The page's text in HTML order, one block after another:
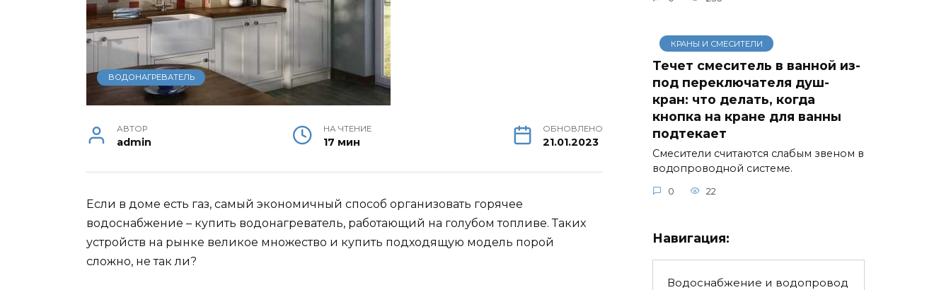
ВОДОНАГРЕВАТЕЛЬ
АВТОР
admin
НА ЧТЕНИЕ
17 мин
ОБНОВЛЕНО
21.01.2023
Если в доме есть газ, самый экономичный способ организовать горячее
водоснабжение – купить водонагреватель, работающий на голубом топливе. Таких
устройств на рынке великое множество и купить подходящую модель порой
сложно, не так ли?
КРАНЫ И СМЕСИТЕЛИ
Течет смеситель в ванной из-
под переключателя душ-
кран: что делать, когда
кнопка на кране для ванны
подтекает
Смесители считаются слабым звеном в
водопроводной системе.
0 22
Навигация:
Водоснабжение и водопровод